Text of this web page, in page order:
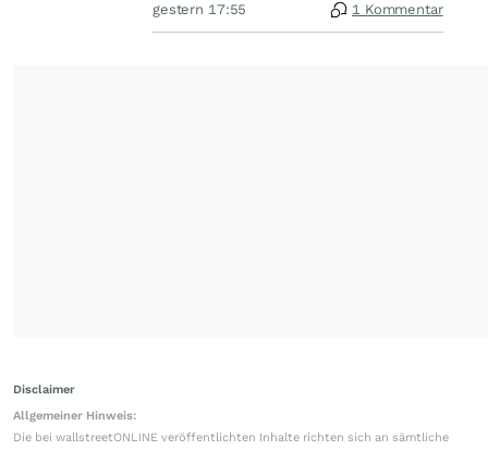
gestern 17:55 1 Kommentar
Disclaimer
Allgemeiner Hinweis:
Die bei wallstreetONLINE veröffentlichten Inhalte richten sich an sämtliche